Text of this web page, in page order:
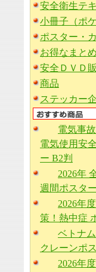
安全衛生テ
小冊子（ポ
ポスター・
お得なまと
安全ＤＶＤ
商品
ステッカー
電気事
電気使用安
ー B2判
2026年
週間ポスタ
2026年
策！熱中症
ベトナ
クレーンポ
2026年